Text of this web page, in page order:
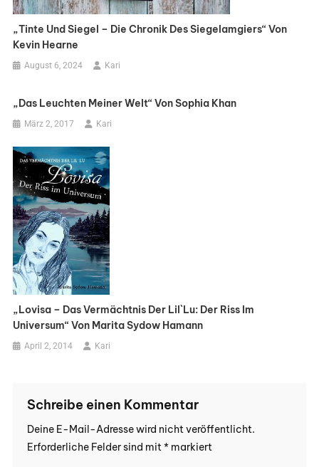
„Tinte Und Siegel – Die Chronik Des Siegelamgiers“ Von
Kevin Hearne
August 6, 2024 Kari
„Das Leuchten Meiner Welt“ Von Sophia Khan
März 2, 2017 Kari
„Lovisa – Das Vermächtnis Der Lil`Lu: Der Riss Im
Universum“ Von Marita Sydow Hamann
April 2, 2014 Kari
Schreibe einen Kommentar
Deine E-Mail-Adresse wird nicht veröffentlicht.
Erforderliche Felder sind mit*markiert